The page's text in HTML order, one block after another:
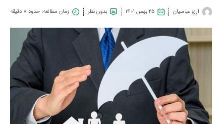
آرزو عباسیان ۲۵ بهمن ۱۴۰۱ بدون نظر زمان مطالعه: حدود 8 دقیقه